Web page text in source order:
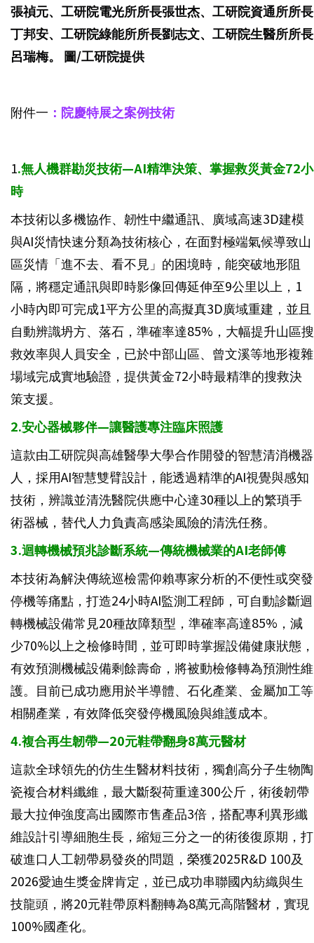
張禎元、工研院電光所所長張世杰、工研院資通所所長
丁邦安、工研院綠能所所長劉志文、工研院生醫所所長
呂瑞梅。 圖/工研院提供
附件一 ：院慶特展之案例技術
1.無人機群勘災技術—AI精準決策、掌握救災黃金72小
時
本技術以多機協作、韌性中繼通訊、廣域高速3D建模
與AI災情快速分類為技術核心，在面對極端氣候導致山
區災情「進不去、看不見」的困境時，能突破地形阻
隔，將穩定通訊與即時影像回傳延伸至9公里以上，1
小時內即可完成1平方公里的高擬真3D廣域重建，並且
自動辨識坍方、落石，準確率達85%，大幅提升山區搜
救效率與人員安全，已於中部山區、曾文溪等地形複雜
場域完成實地驗證，提供黃金72小時最精準的搜救決
策支援。
2.安心器械夥伴—讓醫護專注臨床照護
這款由工研院與高雄醫學大學合作開發的智慧清消機器
人，採用AI智慧雙臂設計，能透過精準的AI視覺與感知
技術，辨識並清洗醫院供應中心達30種以上的繁瑣手
術器械，替代人力負責高感染風險的清洗任務。
3.迴轉機械預兆診斷系統—傳統機械業的AI老師傅
本技術為解決傳統巡檢需仰賴專家分析的不便性或突發
停機等痛點，打造24小時AI監測工程師，可自動診斷迴
轉機械設備常見20種故障類型，準確率高達85%，減
少70%以上之檢修時間，並可即時掌握設備健康狀態，
有效預測機械設備剩餘壽命，將被動檢修轉為預測性維
護。目前已成功應用於半導體、石化產業、金屬加工等
相關產業，有效降低突發停機風險與維護成本。
4.複合再生韌帶—20元鞋帶翻身8萬元醫材
這款全球領先的仿生生醫材料技術，獨創高分子生物陶
瓷複合材料纖維，最大斷裂荷重達300公斤，術後韌帶
最大拉伸強度高出國際市售產品3倍，搭配專利異形纖
維設計引導細胞生長，縮短三分之一的術後復原期，打
破進口人工韌帶易發炎的問題，榮獲2025R&D 100及
2026愛迪生獎金牌肯定，並已成功串聯國內紡織與生
技龍頭，將20元鞋帶原料翻轉為8萬元高階醫材，實現
100%國產化。